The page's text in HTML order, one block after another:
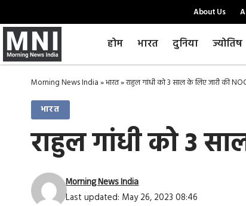
About Us
होम भारत दुनिया ज्योतिष
Morning News India»भारत»राहुल गांधी को 3 साल के लिए जारी की
भारत
राहुल गांधी को 3
Last updated: May 26, 2023 08:46
Morning News India